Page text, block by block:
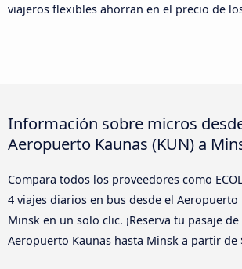
viajeros flexibles ahorran en el precio de
Información sobre micros
Aeropuerto Kaunas (KUN) a
Compara todos los proveedores como
4 viajes diarios en bus desde el Aeropuerto
Minsk en un solo clic. ¡Reserva tu pasaje
Aeropuerto Kaunas hasta Minsk a partir de